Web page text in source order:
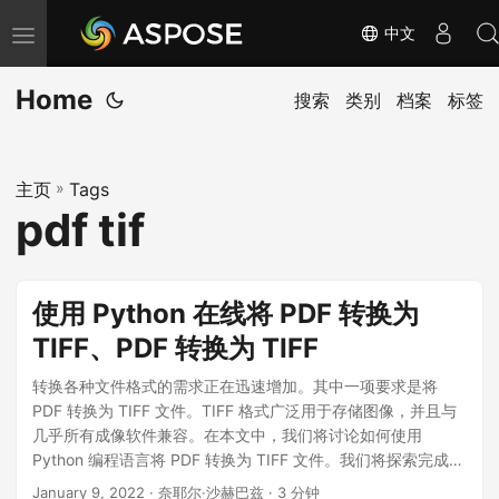
切
换
导
中文
Home 搜索 类别 档案 标签
主页 » Tags
pdf tif
使用 Python 在线将 PDF 转换为
TIFF、PDF 转换为 TIFF
转换各种文件格式的需求正在迅速增加。其中一项要求是将
PDF 转换为 TIFF 文件。TIFF 格式广泛用于存储图像，并且与
几乎所有成像软件兼容。在本文中，我们将讨论如何使用
Python 编程语言将 PDF 转换为 TIFF 文件。我们将探索完成此
任务的不同库和方法，并提供分步指南来帮助您完成转换过
January 9, 2022 · 奈耶尔·沙赫巴兹 · 3 分钟